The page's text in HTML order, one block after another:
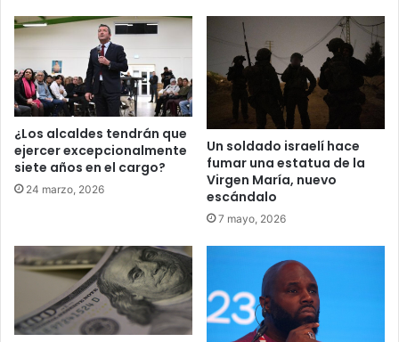
¿Los alcaldes tendrán que
ejercer excepcionalmente
siete años en el cargo?
24 marzo, 2026
Un soldado israelí hace
fumar una estatua de la
Virgen María, nuevo
escándalo
7 mayo, 2026